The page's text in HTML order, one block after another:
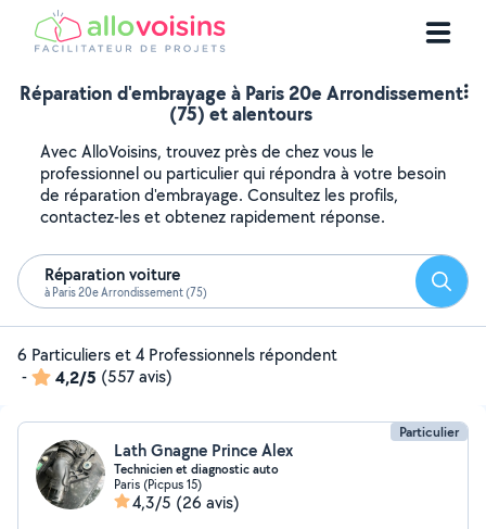
Réparation d'embrayage à Paris 20e Arrondissement
(75) et alentours
Avec AlloVoisins, trouvez près de chez vous le
professionnel ou particulier qui répondra à votre besoin
de réparation d'embrayage. Consultez les profils,
contactez-les et obtenez rapidement réponse.
Réparation voiture
à Paris 20e Arrondissement (75)
6 Particuliers et 4 Professionnels répondent
-
4,2/5 (557 avis)
Particulier
Lath Gnagne Prince Alex
Technicien et diagnostic auto
Paris (Picpus 15)
4,3/5 (26 avis)